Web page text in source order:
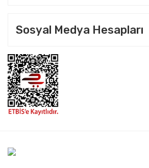
Sosyal Medya Hesapları